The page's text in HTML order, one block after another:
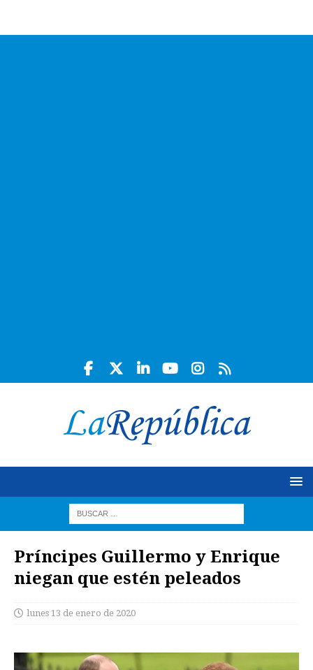
Príncipes Guillermo y Enrique
niegan que estén peleados
lunes 13 de enero de 2020